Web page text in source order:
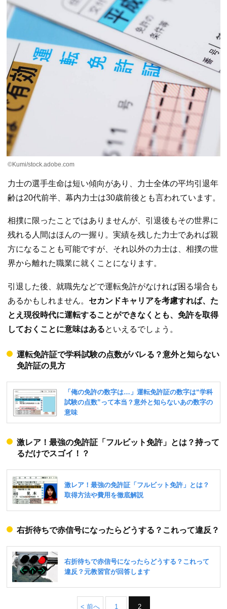
©︎Kumi/stock.adobe.com
力士の選手生命は短い傾向があり、力士全体の平均引退年
齢は20代前半、幕内力士は30歳前後とも言われています。
相撲に限ったことではありませんが、引退後もその世界に
残れる人間はほんの一握り。実績を残した力士であれば親
方になることも可能ですが、それ以外の力士は、相撲の世
界から離れた職業に就くことになります。
引退した後、就職先などで運転免許がなければ困る場合も
あるかもしれません。 セカンドキャリアを考慮すれば、た
とえ現役時代に運転することができなくとも、免許を取得
しておくことに意味はあるといえるでしょう。
運転免許証で学科試験の点数がバレる？意外と知らない
免許証の見方
激レア！最強の免許証「フルビット免許」とは？持って
るだけでスゴイ！？
右折待ちで赤信号になったらどうする？これって違反？
< 前へ 1 2